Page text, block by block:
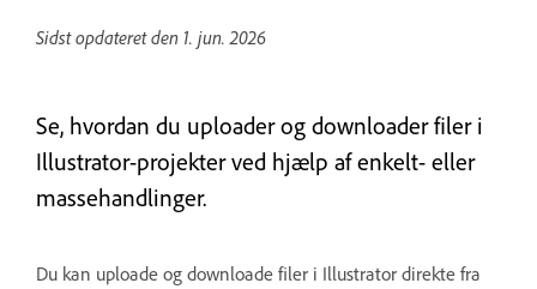
Sidst opdateret den 1. jun. 2026
Se, hvordan du uploader og downloader filer i
Illustrator-projekter ved hjælp af enkelt- eller
massehandlinger.
Du kan uploade og downloade filer i Illustrator direkte fra